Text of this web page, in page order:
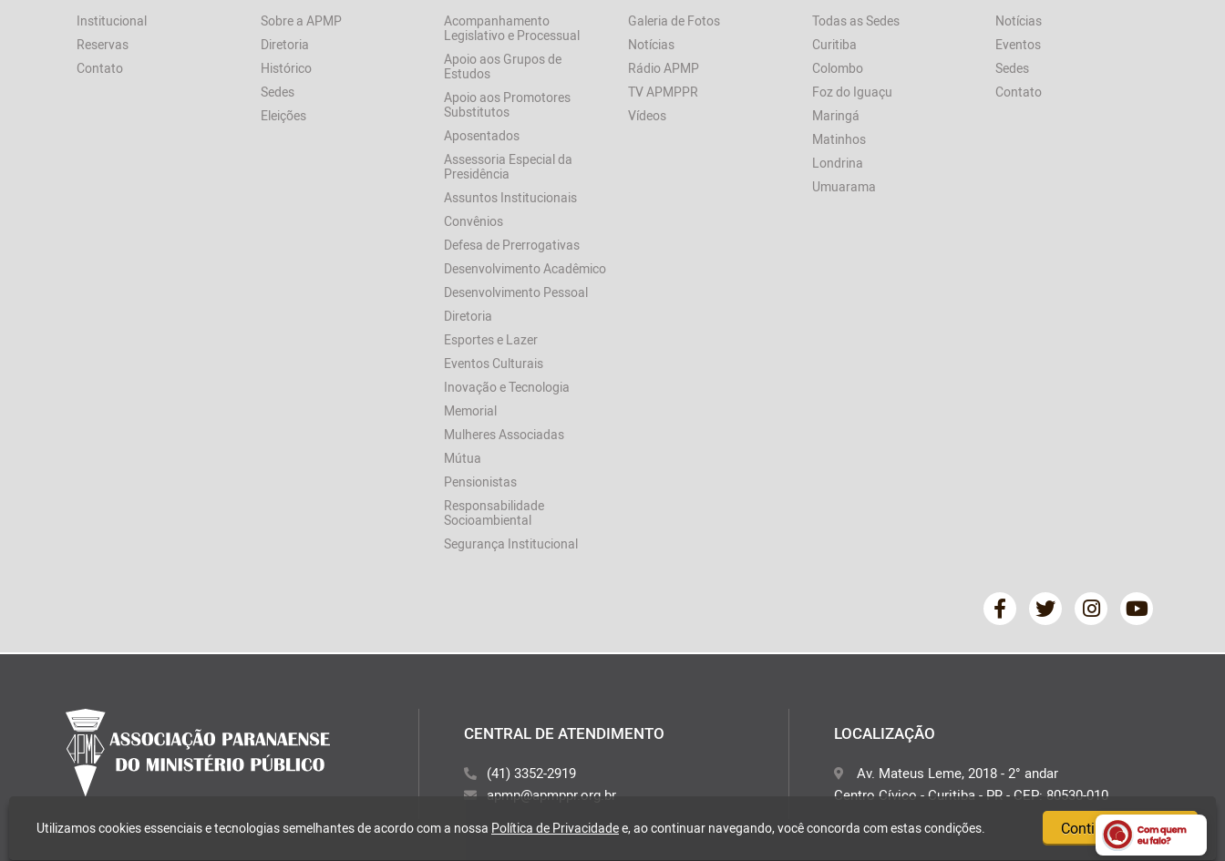
Institucional
Reservas
Contato
Sobre a APMP
Diretoria
Histórico
Sedes
Eleições
Acompanhamento
Legislativo e Processual
Apoio aos Grupos de
Estudos
Apoio aos Promotores
Substitutos
Aposentados
Assessoria Especial da
Presidência
Assuntos Institucionais
Convênios
Defesa de Prerrogativas
Desenvolvimento Acadêmico
Desenvolvimento Pessoal
Diretoria
Esportes e Lazer
Eventos Culturais
Inovação e Tecnologia
Memorial
Mulheres Associadas
Mútua
Pensionistas
Responsabilidade
Socioambiental
Segurança Institucional
Galeria de Fotos
Notícias
Rádio APMP
TV APMPPR
Vídeos
Todas as Sedes
Curitiba
Colombo
Foz do Iguaçu
Maringá
Matinhos
Londrina
Umuarama
Notícias
Eventos
Sedes
Contato
CENTRAL DE ATENDIMENTO
(41) 3352-2919
apmp@apmppr.org.br
LOCALIZAÇÃO
Av. Mateus Leme, 2018 - 2° andar
Centro Cívico - Curitiba - PR - CEP: 80530-010
Utilizamos cookies essenciais e tecnologias semelhantes de acordo com a nossa Política de Privacidadee, ao continuar navegando, você concorda com estas condições. Continuar e fechar